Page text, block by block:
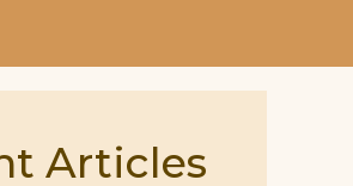
Articles